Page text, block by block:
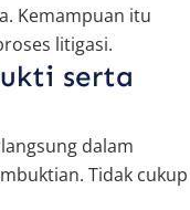
Kemampuan itu
litigasi.
serta
dalam
Tidak cukup